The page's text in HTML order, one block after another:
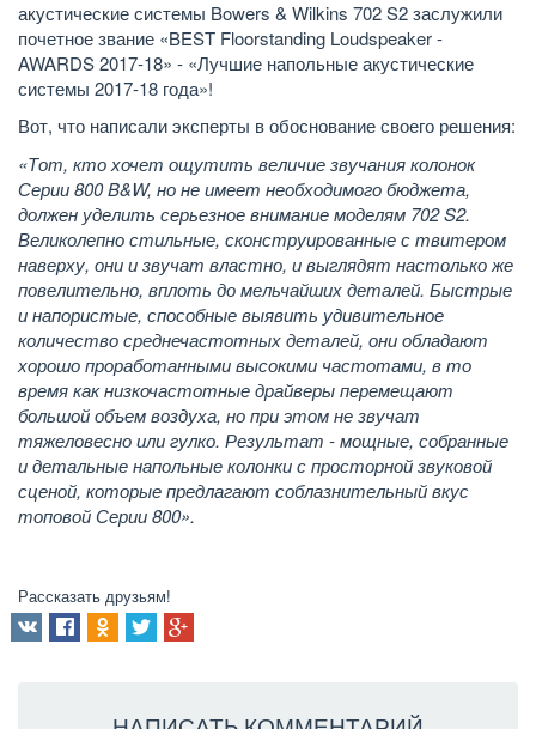
акустические системы Bowers & Wilkins 702 S2 заслужили
почетное звание «BEST Floorstanding Loudspeaker -
AWARDS 2017-18» - «Лучшие напольные акустические
системы 2017-18 года»!
Вот, что написали эксперты в обоснование своего решения:
«Тот, кто хочет ощутить величие звучания колонок
Серии 800 B&W, но не имеет необходимого бюджета,
должен уделить серьезное внимание моделям 702 S2.
Великолепно стильные, сконструированные с твитером
наверху, они и звучат властно, и выглядят настолько же
повелительно, вплоть до мельчайших деталей. Быстрые
и напористые, способные выявить удивительное
количество среднечастотных деталей, они обладают
хорошо проработанными высокими частотами, в то
время как низкочастотные драйверы перемещают
большой объем воздуха, но при этом не звучат
тяжеловесно или гулко. Результат - мощные, собранные
и детальные напольные колонки с просторной звуковой
сценой, которые предлагают соблазнительный вкус
топовой Серии 800».
Рассказать друзьям!